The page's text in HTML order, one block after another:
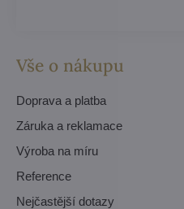
Vše o nákupu
Doprava a platba
Záruka a reklamace
Výroba na míru
Reference
Nejčastější dotazy